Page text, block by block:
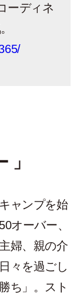
ーディネ
」
ャンプを始
オーバー、
婦、親の介
々を過ごし
ち」。スト